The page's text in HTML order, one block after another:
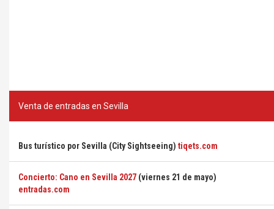
Venta de entradas en Sevilla
Bus turístico por Sevilla (City Sightseeing) tiqets.com
Concierto: Cano en Sevilla 2027 (viernes 21 de mayo)
entradas.com